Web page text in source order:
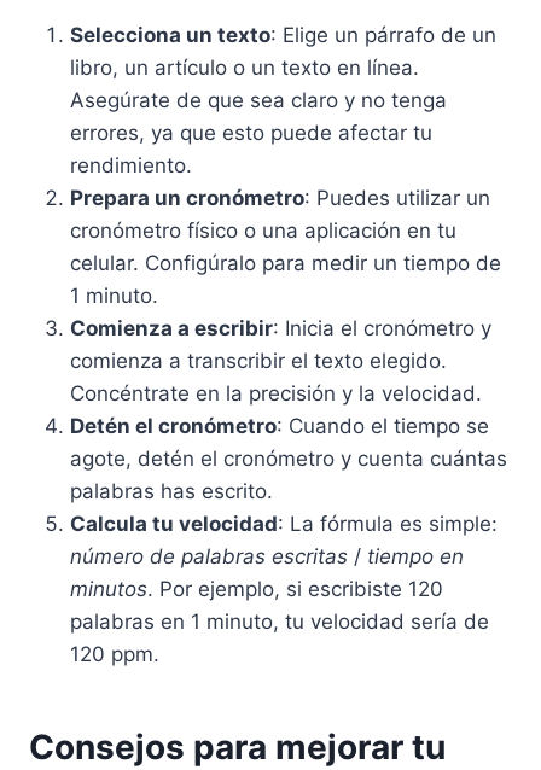
Selecciona un texto: Elige un párrafo de un
libro, un artículo o un texto en línea.
Asegúrate de que sea claro y no tenga
errores, ya que esto puede afectar tu
rendimiento.
Prepara un cronómetro: Puedes utilizar un
cronómetro físico o una aplicación en tu
celular. Configúralo para medir un tiempo de
1 minuto.
Comienza a escribir: Inicia el cronómetro y
comienza a transcribir el texto elegido.
Concéntrate en la precisión y la velocidad.
Detén el cronómetro: Cuando el tiempo se
agote, detén el cronómetro y cuenta cuántas
palabras has escrito.
Calcula tu velocidad: La fórmula es simple:
número de palabras escritas / tiempo en
minutos. Por ejemplo, si escribiste 120
palabras en 1 minuto, tu velocidad sería de
120 ppm.
Consejos para mejorar tu